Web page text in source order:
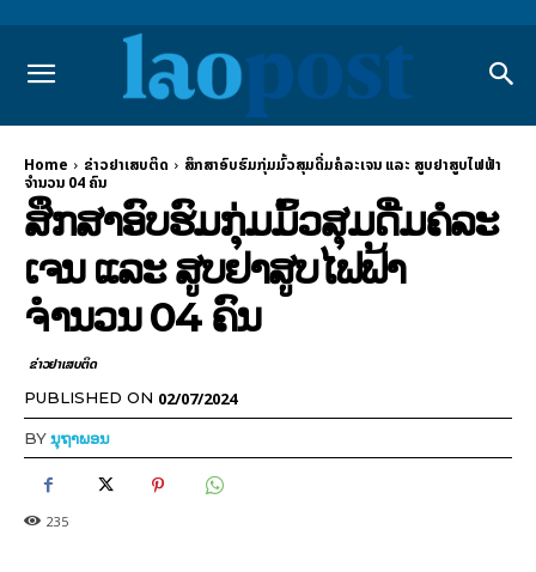
Home ຂ່າວຢາເສບຕິດ
ສຶກສາອົບຮົມກຸ່ມມົ້ວສຸມດື່ມຄໍລະເຈນ ແລະ ສູບຢາສູບໄຟຟ້າ
ຈຳນວນ 04 ຄົນ
ສຶກສາອົບຮົມກຸ່ມມົ້ວສຸມດື່ມຄໍລະ
ເຈນ ແລະ ສູບຢາສູບໄຟຟ້າ
ຈຳນວນ 04 ຄົນ
ຂ່າວຢາເສບຕິດ
PUBLISHED ON 02/07/2024
BYນຸຖາພອນ
235